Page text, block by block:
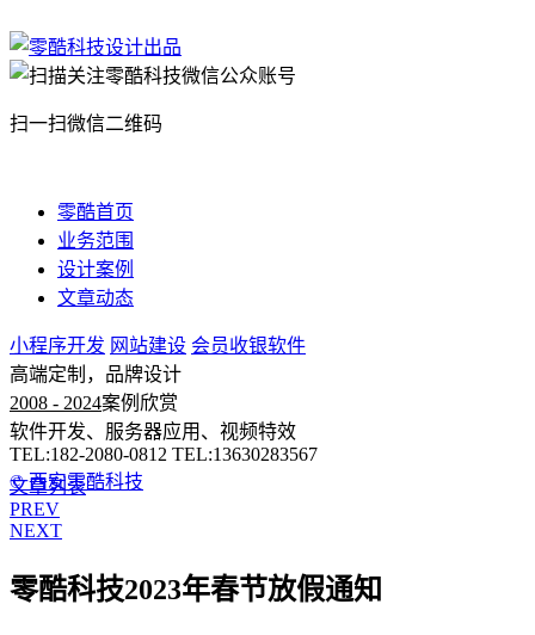
扫一扫微信二维码
零酷首页
业务范围
设计案例
文章动态
小程序开发 网站建设 会员收银软件
高端定制，品牌设计
2008 - 2024案例欣赏
软件开发、服务器应用、视频特效
TEL:182-2080-0812 TEL:13630283567
© 西安零酷科技
文章列表
PREV
NEXT
零酷科技2023年春节放假通知